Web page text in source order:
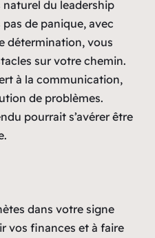
du leadership
pas de panique, avec
détermination, vous
sur votre chemin.
à la communication,
de problèmes.
pourrait s’avérer être
dans votre signe
vos finances et à faire